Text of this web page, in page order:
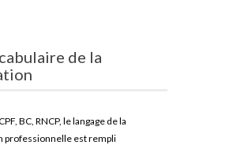
de la
BC, RNCP, le langage de la
professionnelle est rempli